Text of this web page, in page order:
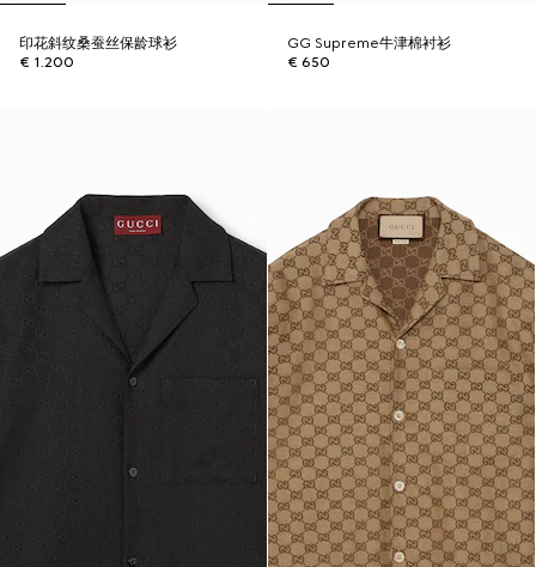
印花斜纹桑蚕丝保龄球衫
€ 1.200
GG Supreme牛津棉衬衫
€ 650